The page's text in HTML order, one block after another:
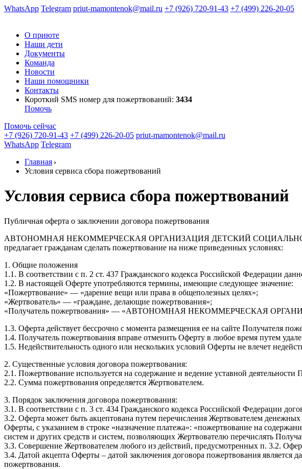
WhatsApp Telegram priut-mamontenok@mail.ru +7 (926) 720-91-43 +7 (499) 226-20-05
О приюте
Наши дети
Документы
Команда
Новости
Наши помощники
Контакты
Короткий SMS номер для пожертвований: 3434
Помочь
Помочь сейчас
+7 (926) 720-91-43 +7 (499) 226-20-05 priut-mamontenok@mail.ru
WhatsApp Telegram
Главная
Условия сервиса сбора пожертвований
Условия сервиса сбора пожертвований
Публичная оферта о заключении договора пожертвования
АВТОНОМНАЯ НЕКОММЕРЧЕСКАЯ ОРГАНИЗАЦИЯ ДЕТСКИЙ СОЦИАЛЬНО-
предлагает гражданам сделать пожертвование на ниже приведенных условиях:
1. Общие положения
1.1. В соответствии с п. 2 ст. 437 Гражданского кодекса Российской Федерации
1.2. В настоящей Оферте употребляются термины, имеющие следующее значение:
«Пожертвование» — «дарение вещи или права в общеполезных целях»;
«Жертвователь» — «граждане, делающие пожертвования»;
«Получатель пожертвования» — «АВТОНОМНАЯ НЕКОММЕРЧЕСКАЯ
1.3. Оферта действует бессрочно с момента размещения ее на сайте Получателя
1.4. Получатель пожертвования вправе отменить Оферту в любое время путем
1.5. Недействительность одного или нескольких условий Оферты не влечет
2. Существенные условия договора пожертвования:
2.1. Пожертвование используется на содержание и ведение уставной деятельности
2.2. Сумма пожертвования определяется Жертвователем.
3. Порядок заключения договора пожертвования:
3.1. В соответствии с п. 3 ст. 434 Гражданского кодекса Российской Федерации
3.2. Оферта может быть акцептована путем перечисления Жертвователем
Оферты, с указанием в строке «назначение платежа»: «пожертвование на
систем и других средств и систем, позволяющих Жертвователю перечислять
3.3. Совершение Жертвователем любого из действий, предусмотренных п. 3.2.
3.4. Датой акцепта Оферты – датой заключения договора пожертвования является
пожертвования.